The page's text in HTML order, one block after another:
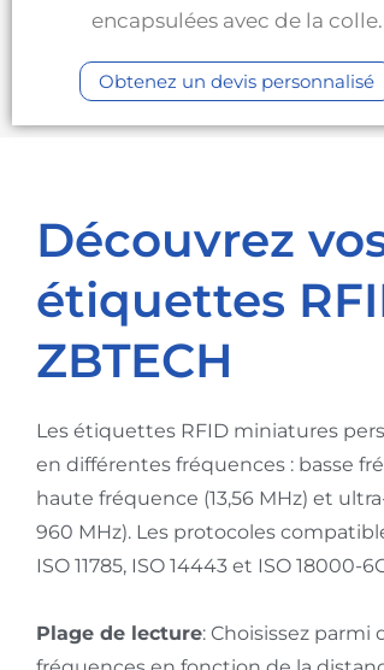
encapsulées avec de la colle.
Obtenez un devis personnalisé
Découvrez
étiquettes
ZBTECH
Les étiquettes RFID miniatures
en différentes fréquences : basse
haute fréquence (13,56 MHz) et
960 MHz). Les protocoles
ISO 11785, ISO 14443 et ISO 18000-
Plage de lecture: Choisissez